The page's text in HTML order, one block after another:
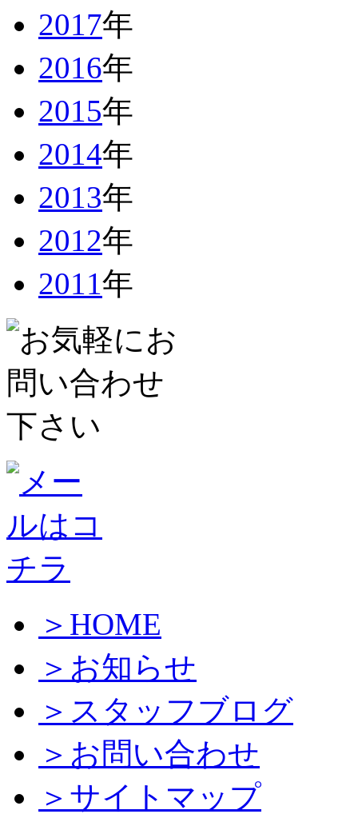
2017年
2016年
2015年
2014年
2013年
2012年
2011年
＞HOME
＞お知らせ
＞スタッフブログ
＞お問い合わせ
＞サイトマップ